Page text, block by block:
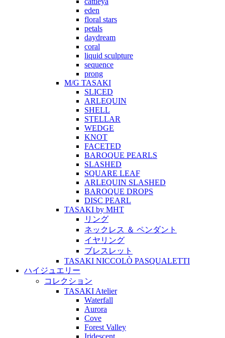
eden
floral stars
petals
daydream
coral
liquid sculpture
sequence
prong
M/G TASAKI
SLICED
ARLEQUIN
SHELL
STELLAR
WEDGE
KNOT
FACETED
BAROQUE PEARLS
SLASHED
SQUARE LEAF
ARLEQUIN SLASHED
BAROQUE DROPS
DISC PEARL
TASAKI by MHT
リング
ネックレス ＆ ペンダント
イヤリング
ブレスレット
TASAKI NICCOLÒ PASQUALETTI
ハイジュエリー
コレクション
TASAKI Atelier
Waterfall
Aurora
Cove
Forest Valley
Iridescent